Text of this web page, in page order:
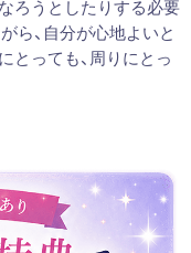
ろうとしたりする必要
ら、自分が心地よいと
とっても、周りにとっ